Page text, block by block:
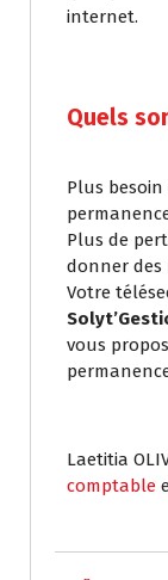
internet.
Quels
Plus
Plus de
donner des
Votre
vous
Laetitia
comptable